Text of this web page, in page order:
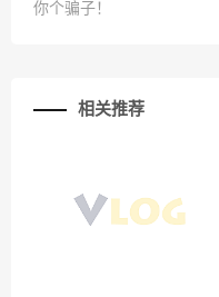
你个骗子！
相关推荐